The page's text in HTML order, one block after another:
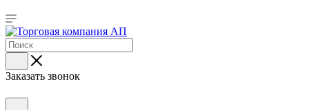
Заказать звонок